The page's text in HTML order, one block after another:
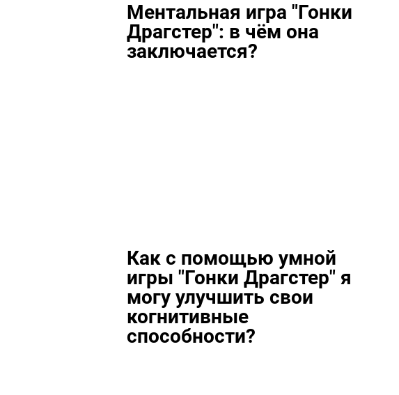
Ментальная игра "Гонки
Драгстер": в чём она
заключается?
Как с помощью умной
игры "Гонки Драгстер" я
могу улучшить свои
когнитивные
способности?